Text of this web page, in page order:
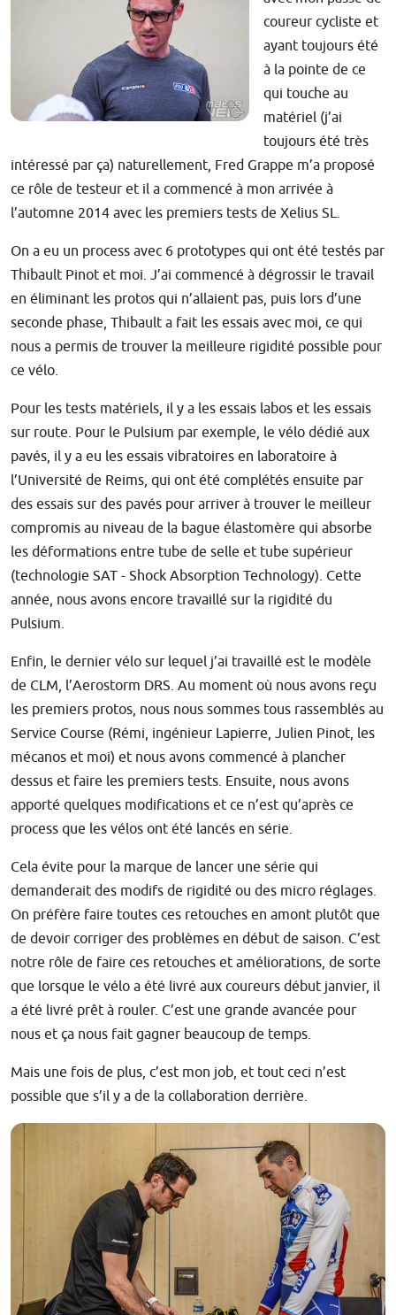
coureur cycliste et
ayant toujours été
à la pointe de ce
qui touche au
matériel (j’ai
toujours été très
intéressé par ça) naturellement, Fred Grappe m’a proposé
ce rôle de testeur et il a commencé à mon arrivée à
l’automne 2014 avec les premiers tests de Xelius SL.
On a eu un process avec 6 prototypes qui ont été testés par
Thibault Pinot et moi. J’ai commencé à dégrossir le travail
en éliminant les protos qui n’allaient pas, puis lors d’une
seconde phase, Thibault a fait les essais avec moi, ce qui
nous a permis de trouver la meilleure rigidité possible pour
ce vélo.
Pour les tests matériels, il y a les essais labos et les essais
sur route. Pour le Pulsium par exemple, le vélo dédié aux
pavés, il y a eu les essais vibratoires en laboratoire à
l’Université de Reims, qui ont été complétés ensuite par
des essais sur des pavés pour arriver à trouver le meilleur
compromis au niveau de la bague élastomère qui absorbe
les déformations entre tube de selle et tube supérieur
(technologie SAT - Shock Absorption Technology). Cette
année, nous avons encore travaillé sur la rigidité du
Pulsium.
Enfin, le dernier vélo sur lequel j’ai travaillé est le modèle
de CLM, l’Aerostorm DRS. Au moment où nous avons reçu
les premiers protos, nous nous sommes tous rassemblés au
Service Course (Rémi, ingénieur Lapierre, Julien Pinot, les
mécanos et moi) et nous avons commencé à plancher
dessus et faire les premiers tests. Ensuite, nous avons
apporté quelques modifications et ce n’est qu’après ce
process que les vélos ont été lancés en série.
Cela évite pour la marque de lancer une série qui
demanderait des modifs de rigidité ou des micro réglages.
On préfère faire toutes ces retouches en amont plutôt que
de devoir corriger des problèmes en début de saison. C’est
notre rôle de faire ces retouches et améliorations, de sorte
que lorsque le vélo a été livré aux coureurs début janvier, il
a été livré prêt à rouler. C’est une grande avancée pour
nous et ça nous fait gagner beaucoup de temps.
Mais une fois de plus, c’est mon job, et tout ceci n’est
possible que s’il y a de la collaboration derrière.